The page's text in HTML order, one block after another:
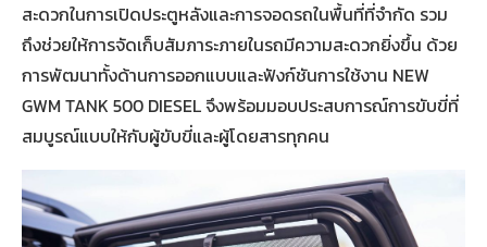
สะดวกในการเปิดประตูหลังและการจอดรถในพื้นที่ที่จำกัด รวม
ถึงช่วยให้การจัดเก็บสัมภาระภายในรถมีความสะดวกยิ่งขึ้น ด้วย
การพัฒนาทั้งด้านการออกแบบและฟังก์ชันการใช้งาน NEW
GWM TANK 500 DIESEL จึงพร้อมมอบประสบการณ์การขับขี่ที่
สมบูรณ์แบบให้กับผู้ขับขี่และผู้โดยสารทุกคน